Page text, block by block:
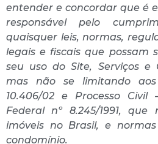
entender e concordar que é
responsável pelo
quaisquer leis, normas,
legais e fiscais que possam
seu uso do Site, Serviços e
mas não se limitando
10.406/02 e Processo Civil
Federal nº 8.245/1991,
imóveis no Brasil, e
condomínio.